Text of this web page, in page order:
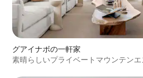
グアイナボの一軒家
素晴らしいプライベートマウンテンエ